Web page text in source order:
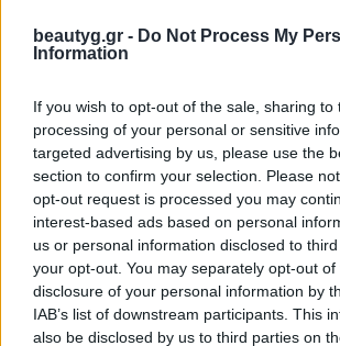
beautyg.gr - Do Not Process My
Information
If you wish to opt-out of the sale, sharing to
processing of your personal or sensitive
targeted advertising by us, please use the
section to confirm your selection. Please
opt-out request is processed you may
interest-based ads based on personal
us or personal information disclosed to
your opt-out. You may separately opt-out
disclosure of your personal information by
IAB’s list of downstream participants. This
also be disclosed by us to third parties on
Το Skinfill Bacio αποτελεί την πιο πρόσφατη
θεραπείες lip booster, προσφέροντας έναν
10/03/2026 Δεν υπάρχουν Σχόλια